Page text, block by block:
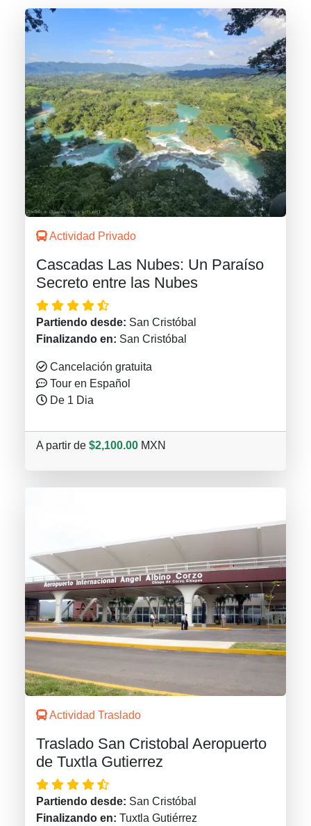
Actividad Privado
Cascadas Las Nubes: Un Paraíso
Secreto entre las Nubes
Partiendo desde: San Cristóbal
Finalizando en: San Cristóbal
Cancelación gratuita
Tour en Español
De 1 Dia
A partir de $2,100.00 MXN
Actividad Traslado
Traslado San Cristobal Aeropuerto
de Tuxtla Gutierrez
Partiendo desde: San Cristóbal
Finalizando en: Tuxtla Gutiérrez